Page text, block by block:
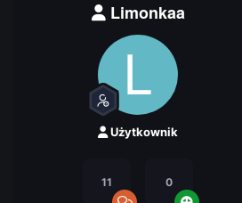
Limonkaa
Użytkownik
11 0